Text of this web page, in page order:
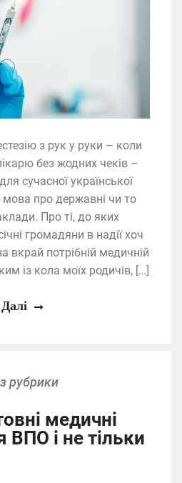
з рук у руки – коли
без жодних чеків –
сучасної української
про державні чи то
Про ті, до яких
громадяни в надії хоч
вкрай потрібній медичній
із кола моїх родичів, […]
Далі
рубрики
медичні
ВПО і не тільки